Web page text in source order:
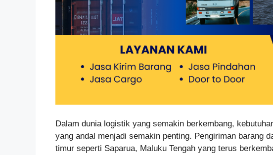
Dalam dunia logistik yang semakin berkembang,
yang andal menjadi semakin penting. Pengiriman barang
timur seperti Saparua, Maluku Tengah yang terus